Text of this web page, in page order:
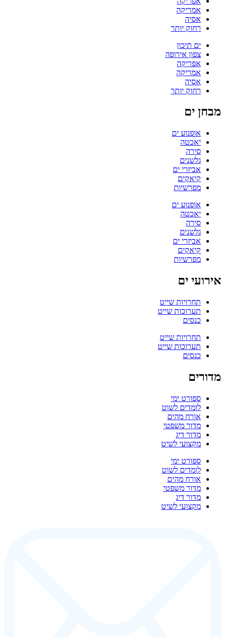
אמריקה
אסיה
רחוק יותר
ים תיכון
צפון אירופה
אפריקה
אמריקה
אסיה
רחוק יותר
מבחן ים
אופנוע ים
יאכטה
סירה
גלשנים
אביזרי ים
קיאקים
מפרשיות
אופנוע ים
יאכטה
סירה
גלשנים
אביזרי ים
קיאקים
מפרשיות
אירועי ים
תחרויות שייט
תערוכות שייט
כנסים
תחרויות שייט
תערוכות שייט
כנסים
מדורים
ספורט ימי
לומדים לשוט
אורח מהים
מדור משפטי
מדור דיג
מקצועי לשיט
ספורט ימי
לומדים לשוט
אורח מהים
מדור משפטי
מדור דיג
מקצועי לשיט